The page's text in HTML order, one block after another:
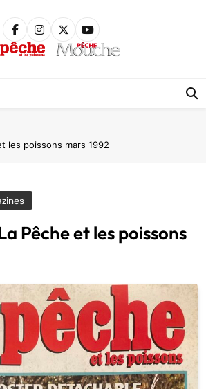
les poissons mars 1992
Pêche et les poissons